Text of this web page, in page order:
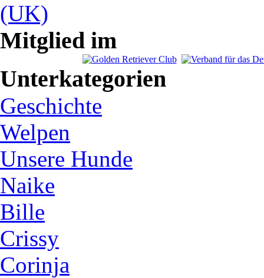
Mitglied im
Unterkategorien
Geschichte
Welpen
Unsere Hunde
Naike
Bille
Crissy
Corinja